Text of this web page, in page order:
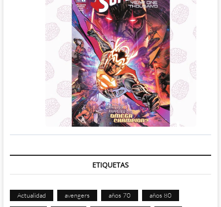
ETIQUETAS
Actualidad avengers años 70 años 80